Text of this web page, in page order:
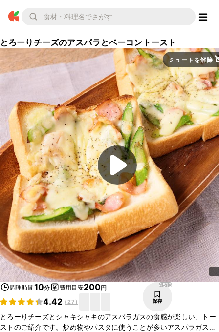
とろーりチーズのアスパラとベーコントースト
ミュートを解除
調理時間10分 費用目安200円
4.42 (27)
4513
保存
とろーりチーズとシャキシャキのアスパラガスの食感が楽しい、トー
ストのご紹介です。炒め物やパスタに使うことが多いアスパラガスと